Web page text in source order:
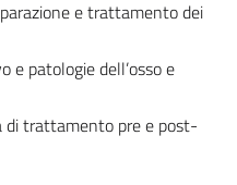
e trattamento dei
e patologie dell’osso e
di trattamento pre e post-